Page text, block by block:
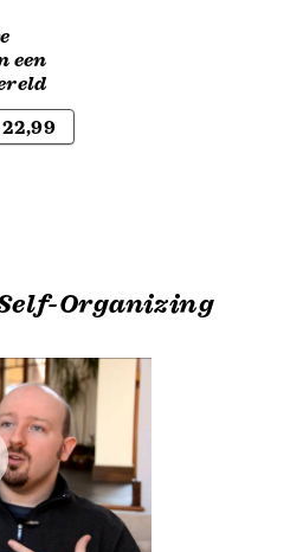
een
22,99
Organizing